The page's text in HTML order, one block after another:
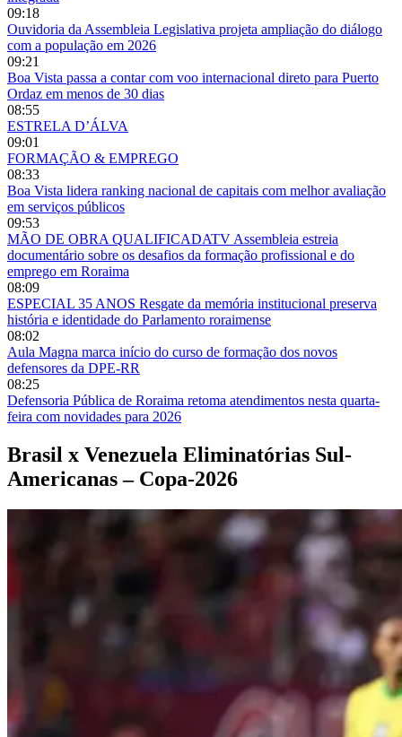
09:18
Ouvidoria da Assembleia Legislativa projeta ampliação do diálogo
com a população em 2026
09:21
Boa Vista passa a contar com voo internacional direto para Puerto
Ordaz em menos de 30 dias
08:55
ESTRELA D’ÁLVA
09:01
FORMAÇÃO & EMPREGO
08:33
Boa Vista lidera ranking nacional de capitais com melhor avaliação
em serviços públicos
09:53
MÃO DE OBRA QUALIFICADATV Assembleia estreia
documentário sobre os desafios da formação profissional e do
emprego em Roraima
08:09
ESPECIAL 35 ANOS Resgate da memória institucional preserva
história e identidade do Parlamento roraimense
08:02
Aula Magna marca início do curso de formação dos novos
defensores da DPE-RR
08:25
Defensoria Pública de Roraima retoma atendimentos nesta quarta-
feira com novidades para 2026
Brasil x Venezuela Eliminatórias Sul-
Americanas – Copa-2026